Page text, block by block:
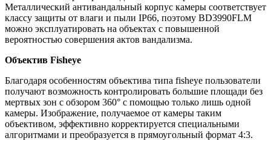
Металлический антивандальный корпус камеры соответствует
классу защиты от влаги и пыли IP66, поэтому BD3990FLM
можно эксплуатировать на объектах с повышенной
вероятностью совершения актов вандализма.
Объектив Fisheye
Благодаря особенностям объектива типа fisheye пользователи
получают возможность контролировать большие площади без
мертвых зон с обзором 360° с помощью только лишь одной
камеры. Изображение, получаемое от камеры таким
объективом, эффективно корректируется специальными
алгоритмами и преобразуется в прямоугольный формат 4:3.